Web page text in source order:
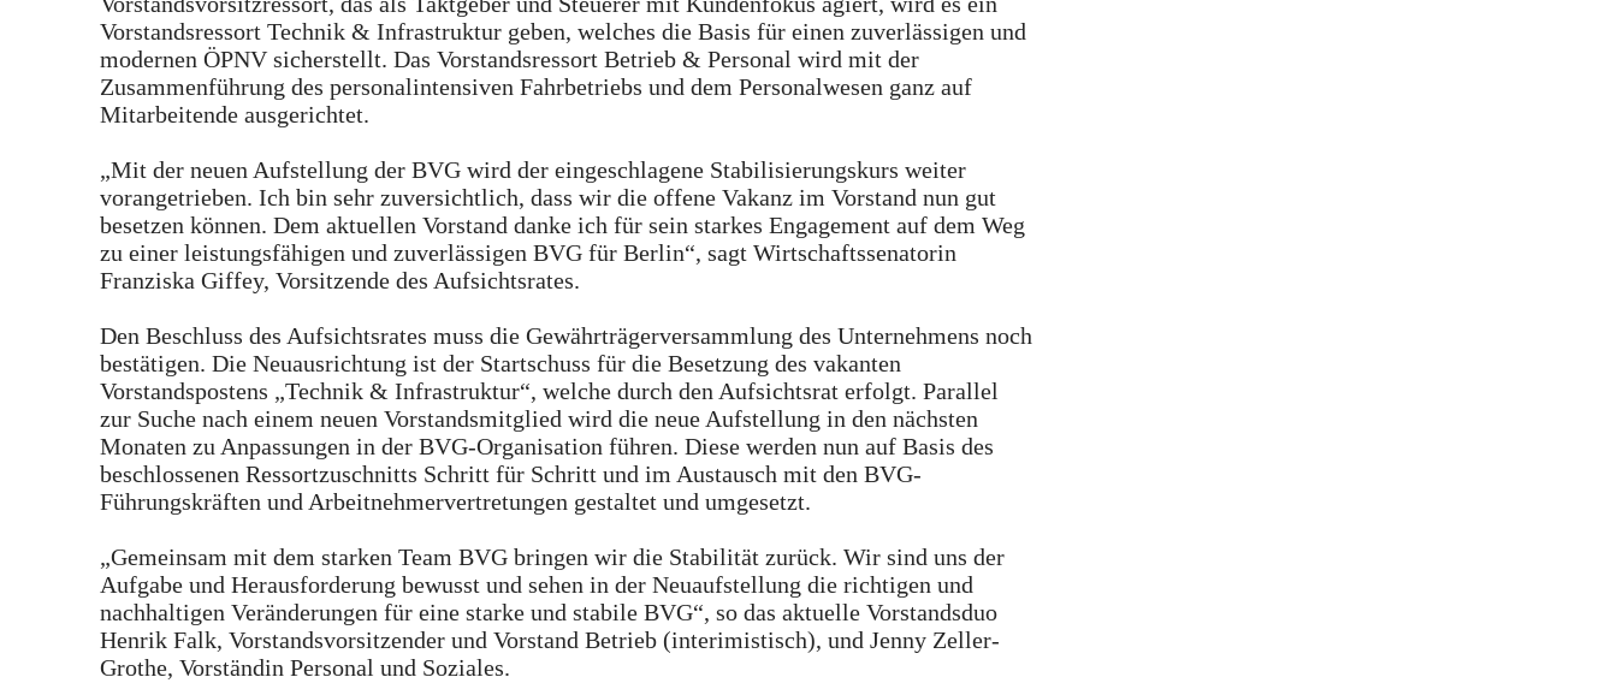
Vorstandsressort Technik & Infrastruktur geben, welches die Basis für einen zuverlässigen und
modernen ÖPNV sicherstellt. Das Vorstandsressort Betrieb & Personal wird mit der
Zusammenführung des personalintensiven Fahrbetriebs und dem Personalwesen ganz auf
Mitarbeitende ausgerichtet.
„Mit der neuen Aufstellung der BVG wird der eingeschlagene Stabilisierungskurs weiter
vorangetrieben. Ich bin sehr zuversichtlich, dass wir die offene Vakanz im Vorstand nun gut
besetzen können. Dem aktuellen Vorstand danke ich für sein starkes Engagement auf dem Weg
zu einer leistungsfähigen und zuverlässigen BVG für Berlin“, sagt Wirtschaftssenatorin
Franziska Giffey, Vorsitzende des Aufsichtsrates.
Den Beschluss des Aufsichtsrates muss die Gewährträgerversammlung des Unternehmens noch
bestätigen. Die Neuausrichtung ist der Startschuss für die Besetzung des vakanten
Vorstandspostens „Technik & Infrastruktur“, welche durch den Aufsichtsrat erfolgt. Parallel
zur Suche nach einem neuen Vorstandsmitglied wird die neue Aufstellung in den nächsten
Monaten zu Anpassungen in der BVG-Organisation führen. Diese werden nun auf Basis des
beschlossenen Ressortzuschnitts Schritt für Schritt und im Austausch mit den BVG-
Führungskräften und Arbeitnehmervertretungen gestaltet und umgesetzt.
„Gemeinsam mit dem starken Team BVG bringen wir die Stabilität zurück. Wir sind uns der
Aufgabe und Herausforderung bewusst und sehen in der Neuaufstellung die richtigen und
nachhaltigen Veränderungen für eine starke und stabile BVG“, so das aktuelle Vorstandsduo
Henrik Falk, Vorstandsvorsitzender und Vorstand Betrieb (interimistisch), und Jenny Zeller-
Grothe, Vorständin Personal und Soziales.